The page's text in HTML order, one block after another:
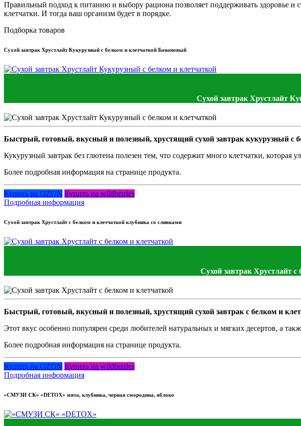
Правильный подход к питанию и выбору рациона позволяет поддерживать здоровье
клетчатки. И тогда ваш организм будет в порядке.
Подборка товаров
Сухой завтрак Хрустлайт Кукурузный с белком и клетчаткой Банановый
Сухой завтрак Хрустлайт
Быстрый, готовый, вкусный и полезный, хрустящий сухой завтрак кукурузный с
Кукурузный завтрак без глютена полезен тем, что содержит много клетчатки,
Более подробная информация на странице продукта.
Купить на OZON Купить на wildberries
Подробная информация
Сухой завтрак Хрустлайт с белком и клетчаткой клубника со сливками
Сухой завтрак Хрустлайт
Быстрый, готовый, вкусный и полезный, хрустящий сухой завтрак с белком и
Этот вкус особенно популярен среди любителей натуральных и мягких десертов, а
Более подробная информация на странице продукта.
Купить на OZON Купить на wildberries
Подробная информация
«СМУЗИ СК» «DETOX» мята, клубника, черная смородина, яблоко